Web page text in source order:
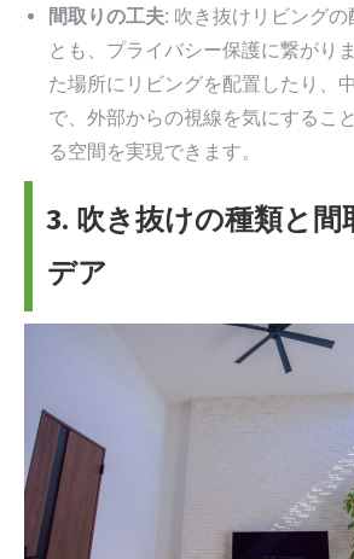
間取りの工夫: 吹き抜けリビングの
とも、プライバシー保護に繋がり
た場所にリビングを配置したり、
で、外部からの視線を気にするこ
る空間を実現できます。
3. 吹き抜けの種類と間
デア